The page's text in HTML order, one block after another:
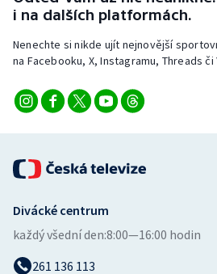
Vodní slalom
Ostatní
i na dalších platformách.
Nenechte si nikde ujít nejnovější
na Facebooku, X, Instagramu, Threads
Divácké centrum
každý všední den:8:00—16:00 hodin
261 136 113